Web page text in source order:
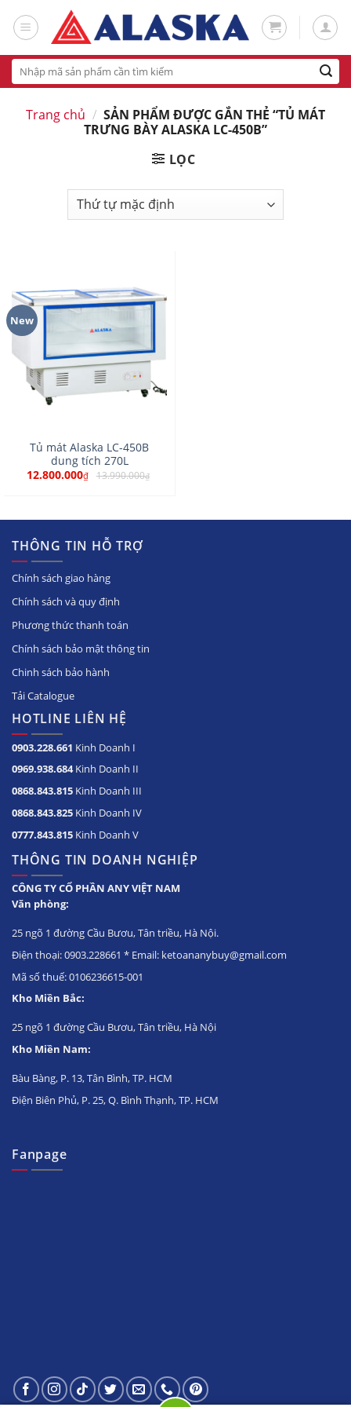
Tìm
kiếm:
Trang chủ / SẢN PHẨM ĐƯỢC GẮN THẺ “TỦ MÁT
TRƯNG BÀY ALASKA LC-450B”
LỌC
New
Tủ mát Alaska LC-450B
dung tích 270L
12.800.000₫ 13.990.000₫
THÔNG TIN HỖ TRỢ
Chính sách giao hàng
Chính sách và quy định
Phương thức thanh toán
Chính sách bảo mật thông tin
Chinh sách bảo hành
Tải Catalogue
HOTLINE LIÊN HỆ
0903.228.661 Kinh Doanh I
0969.938.684Kinh Doanh II
0868.843.815 Kinh Doanh III
0868.843.825 Kinh Doanh IV
0777.843.815 Kinh Doanh V
THÔNG TIN DOANH NGHIỆP
CÔNG TY CỔ PHẦN ANY VIỆT NAM
Văn phòng:
25 ngõ 1 đường Cầu Bươu, Tân triều, Hà Nội.
Điện thoại: 0903.228661 * Email: ketoananybuy@gmail.com
Mã số thuế: 0106236615-001
Kho Miền Bắc:
25 ngõ 1 đường Cầu Bươu, Tân triều, Hà Nội
Kho Miền Nam:
Bàu Bàng, P. 13, Tân Bình, TP. HCM
Điện Biên Phủ, P. 25, Q. Bình Thạnh, TP. HCM
Fanpage